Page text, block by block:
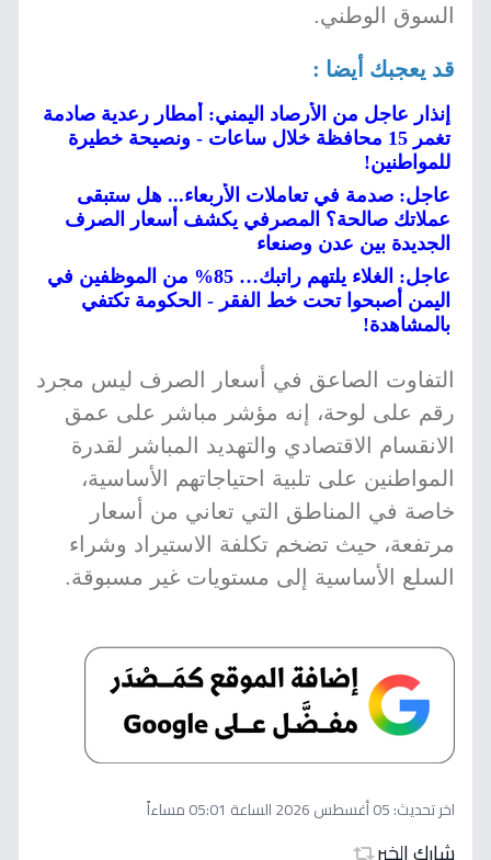
السوق الوطني.
قد يعجبك أيضا :
إنذار عاجل من الأرصاد اليمني: أمطار رعدية صادمة
تغمر 15 محافظة خلال ساعات - ونصيحة خطيرة
للمواطنين!
عاجل: صدمة في تعاملات الأربعاء... هل ستبقى
عملاتك صالحة؟ المصرفي يكشف أسعار الصرف
الجديدة بين عدن وصنعاء
عاجل: الغلاء يلتهم راتبك… 85% من الموظفين في
اليمن أصبحوا تحت خط الفقر - الحكومة تكتفي
بالمشاهدة!
التفاوت الصاعق في أسعار الصرف ليس مجرد
رقم على لوحة، إنه مؤشر مباشر على عمق
الانقسام الاقتصادي والتهديد المباشر لقدرة
المواطنين على تلبية احتياجاتهم الأساسية،
خاصة في المناطق التي تعاني من أسعار
مرتفعة، حيث تضخم تكلفة الاستيراد وشراء
السلع الأساسية إلى مستويات غير مسبوقة.
اخر تحديث:05 أغسطس 2026 الساعة 05:01 مساءاً